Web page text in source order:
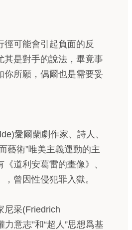
徑可能會引起負面的反
其是對手的說法，畢竟事
你所願，偶爾也是需要妥
愛爾蘭劇作家、詩人、
藝術”唯美主義運動的主
道利安葛雷的畫像》、
，曾因性侵犯罪入獄。
尼采(Friedrich
力意志”和“超人”思想爲基